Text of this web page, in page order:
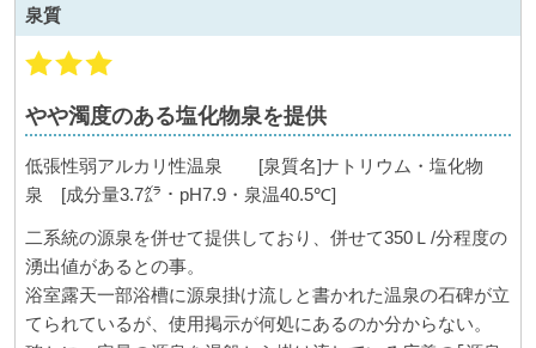
泉質
やや濁度のある塩化物泉を提供
低張性弱アルカリ性温泉 [泉質名]ナトリウム・塩化物
泉 [成分量3.7㌘・pH7.9・泉温40.5℃]
二系統の源泉を併せて提供しており、併せて350Ｌ/分程度の
湧出値があるとの事。
浴室露天一部浴槽に源泉掛け流しと書かれた温泉の石碑が立
てられているが、使用掲示が何処にあるのか分からない。